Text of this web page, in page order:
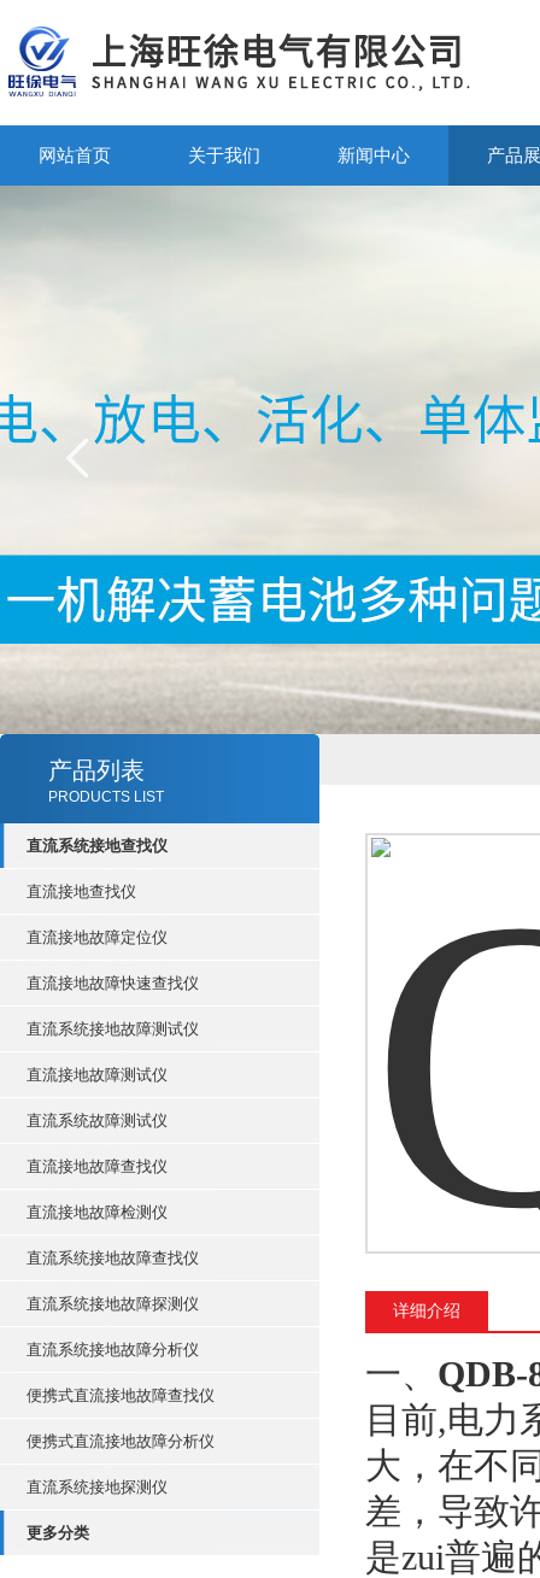
网站首页 关于我们 新闻中心 产品
产品列表
PRODUCTS LIST
直流系统接地查找仪
直流接地查找仪
直流接地故障定位仪
直流接地故障快速查找仪
直流系统接地故障测试仪
直流接地故障测试仪
直流系统故障测试仪
直流接地故障查找仪
直流接地故障检测仪
直流系统接地故障查找仪
直流系统接地故障探测仪
直流系统接地故障分析仪
便携式直流接地故障查找仪
便携式直流接地故障分析仪
直流系统接地探测仪
更多分类
详细介绍
一、 QDB-
目前,电力
大，在不
差，导致
是zui普遍